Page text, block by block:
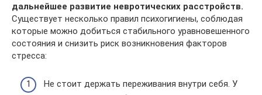
дальнейшее развитие невротических расстройств.
Существует несколько правил психогигиены, соблюдая
которые можно добиться стабильного уравновешенного
состояния и снизить риск возникновения факторов
стресса:
Не стоит держать переживания внутри себя. У